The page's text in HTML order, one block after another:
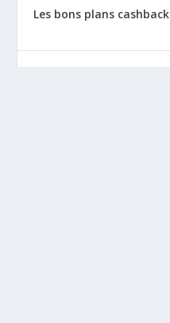
Les bons plans cashback